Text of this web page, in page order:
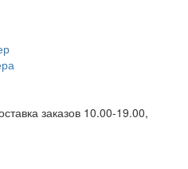
заказов 10.00-19.00,